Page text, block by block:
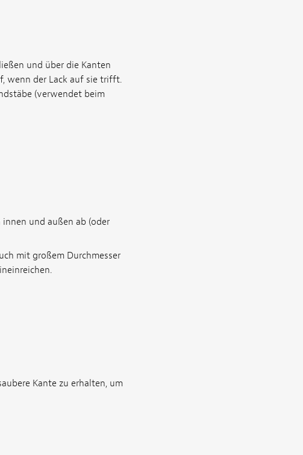
und über die Kanten
wenn der Lack auf sie trifft.
(verwendet beim
innen und außen ab (oder
mit großem Durchmesser
Kante zu erhalten, um